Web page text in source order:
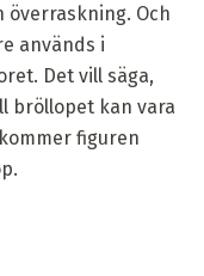
Och
används i
Det vill säga,
bröllopet kan vara
figuren